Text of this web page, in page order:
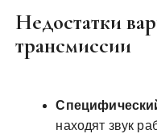
Недостатки
трансмиссии
находят звук